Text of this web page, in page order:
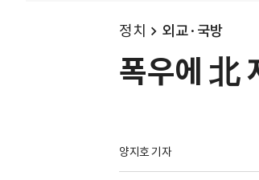
정치 외교·국방
폭우에 北
양지호 기자